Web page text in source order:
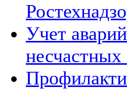
Учет
несчастных